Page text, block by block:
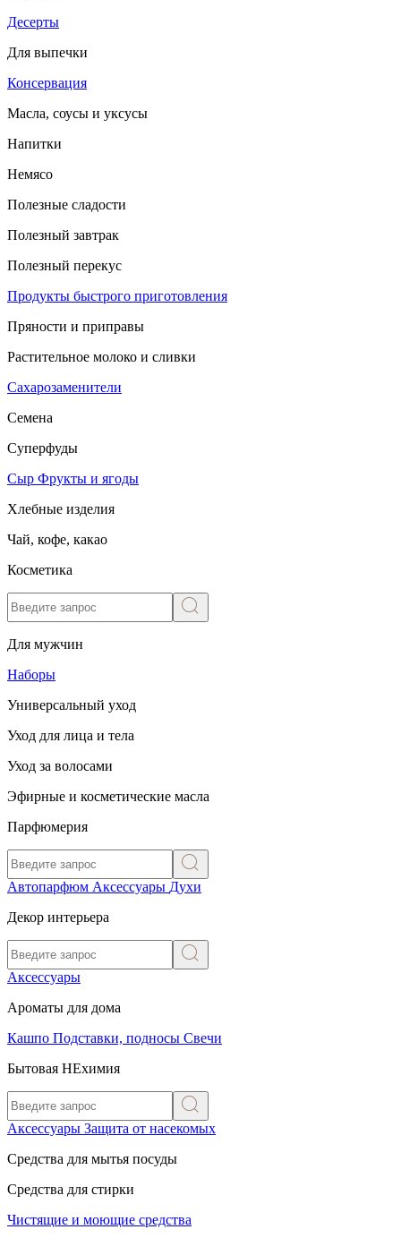
Десерты
Для выпечки
Консервация
Масла, соусы и уксусы
Напитки
Немясо
Полезные сладости
Полезный завтрак
Полезный перекус
Продукты быстрого приготовления
Пряности и приправы
Растительное молоко и сливки
Сахарозаменители
Семена
Суперфуды
Сыр Фрукты и ягоды
Хлебные изделия
Чай, кофе, какао
Косметика
Для мужчин
Наборы
Универсальный уход
Уход для лица и тела
Уход за волосами
Эфирные и косметические масла
Парфюмерия
Автопарфюм Аксессуары Духи
Декор интерьера
Аксессуары
Ароматы для дома
Кашпо Подставки, подносы Свечи
Бытовая НЕхимия
Аксессуары Защита от насекомых
Средства для мытья посуды
Средства для стирки
Чистящие и моющие средства